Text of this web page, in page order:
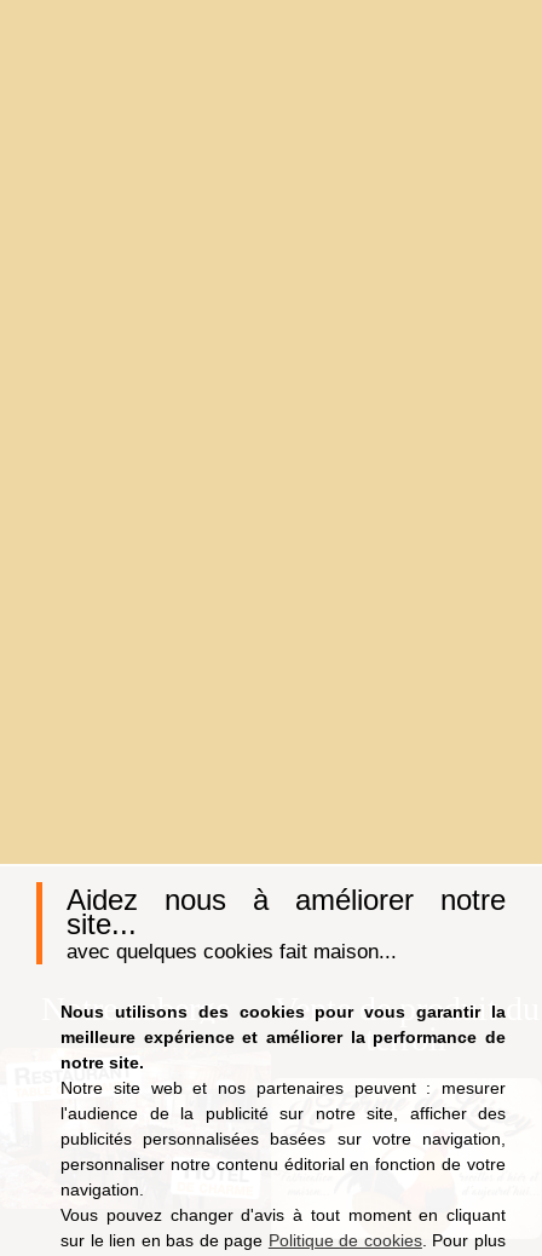
Aidez nous à améliorer notre
site...
avec quelques cookies fait maison...
Nous utilisons des cookies pour vous garantir la
meilleure expérience et améliorer la performance de
notre site.
Notre site web et nos partenaires peuvent : mesurer
l'audience de la publicité sur notre site, afficher des
publicités personnalisées basées sur votre navigation,
personnaliser notre contenu éditorial en fonction de votre
navigation.
Vous pouvez changer d'avis à tout moment en cliquant
sur le lien en bas de page Politique de cookies. Pour plus
Notre auberge
Vente de produit du
terroir